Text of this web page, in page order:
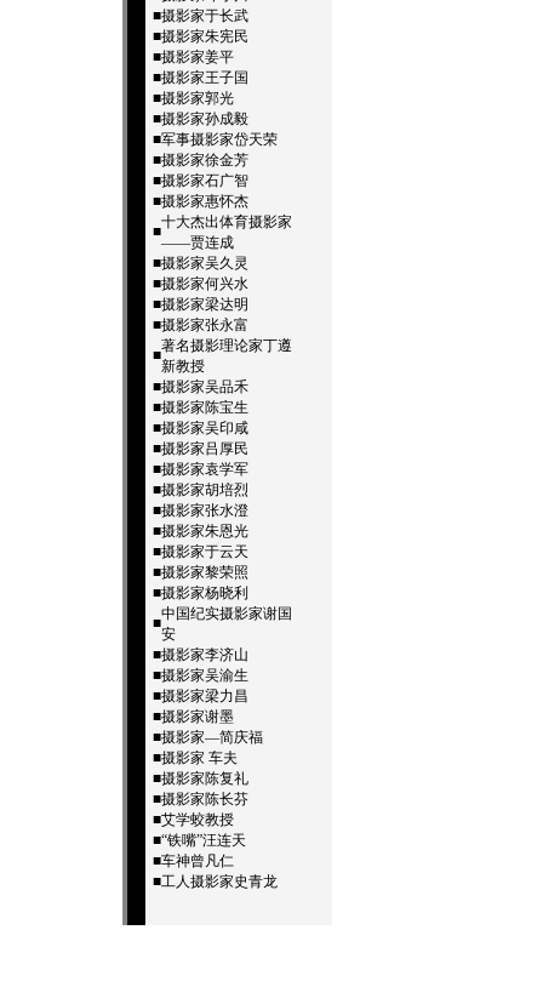
■摄影家于长武
■摄影家朱宪民
■摄影家姜平
■摄影家王子国
■摄影家郭光
■摄影家孙成毅
■军事摄影家岱天荣
■摄影家徐金芳
■摄影家石广智
■摄影家惠怀杰
■
十大杰出体育摄影家
——贾连成
■摄影家吴久灵
■摄影家何兴水
■摄影家梁达明
■摄影家张永富
■
著名摄影理论家丁遵
新教授
■摄影家吴品禾
■摄影家陈宝生
■摄影家吴印咸
■摄影家吕厚民
■摄影家袁学军
■摄影家胡培烈
■摄影家张水澄
■摄影家朱恩光
■摄影家于云天
■摄影家黎荣照
■摄影家杨晓利
■
中国纪实摄影家谢国
安
■摄影家李济山
■摄影家吴渝生
■摄影家梁力昌
■摄影家谢墨
■摄影家—简庆福
■摄影家 车夫
■摄影家陈复礼
■摄影家陈长芬
■艾学蛟教授
■“铁嘴”汪连天
■车神曾凡仁
■工人摄影家史青龙